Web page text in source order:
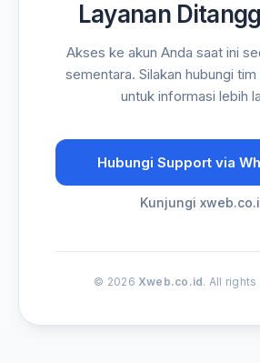
Layanan
Akses ke akun Anda saat ini
sementara. Silakan hubungi
untuk informasi lebih
Hubungi Support via
Kunjungi
© 2026 Xweb.co.id. All